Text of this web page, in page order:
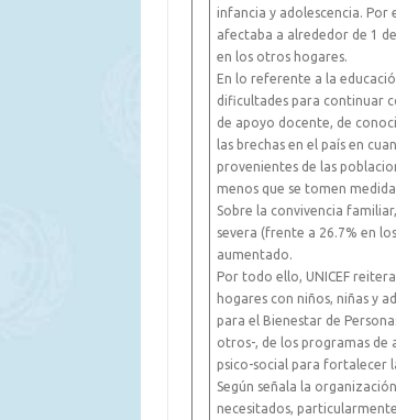
infancia y adolescencia. Por
afectaba a alrededor de 1
en los otros hogares.
En lo referente a la
dificultades para continuar
de apoyo docente, de
las brechas en el país en
provenientes de las
menos que se tomen
Sobre la convivencia
severa (frente a 26.7% en
aumentado.
Por todo ello, UNICEF
hogares con niños, niñas y
para el Bienestar de
otros-, de los programas de
psico-social para fortalecer
Según señala la
necesitados,